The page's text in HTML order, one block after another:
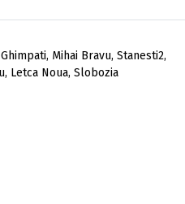
Ghimpati, Mihai Bravu, Stanesti2,
, Letca Noua, Slobozia